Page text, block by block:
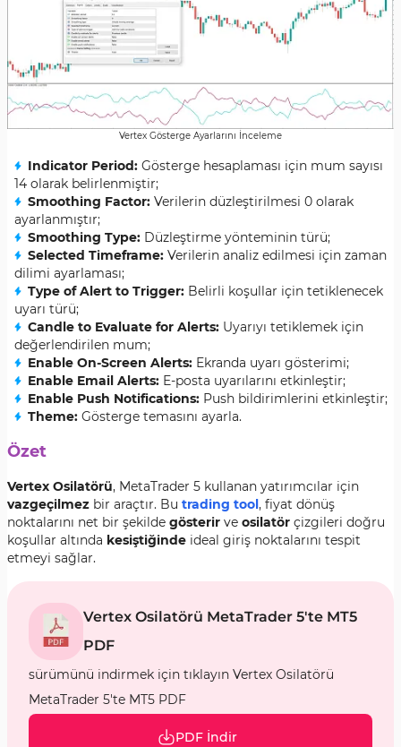
Vertex Gösterge Ayarlarını İnceleme
Indicator Period: Gösterge hesaplaması için mum sayısı
14 olarak belirlenmiştir;
Smoothing Factor: Verilerin düzleştirilmesi 0 olarak
ayarlanmıştır;
Smoothing Type: Düzleştirme yönteminin türü;
Selected Timeframe: Verilerin analiz edilmesi için zaman
dilimi ayarlaması;
Type of Alert to Trigger: Belirli koşullar için tetiklenecek
uyarı türü;
Candle to Evaluate for Alerts: Uyarıyı tetiklemek için
değerlendirilen mum;
Enable On-Screen Alerts: Ekranda uyarı gösterimi;
Enable Email Alerts: E-posta uyarılarını etkinleştir;
Enable Push Notifications: Push bildirimlerini etkinleştir;
Theme: Gösterge temasını ayarla.
Özet
Vertex Osilatörü, MetaTrader 5 kullanan yatırımcılar için
vazgeçilmez bir araçtır. Bu trading tool, fiyat dönüş
noktalarını net bir şekilde gösterir ve osilatör çizgileri doğru
koşullar altında kesiştiğinde ideal giriş noktalarını tespit
etmeyi sağlar.
Vertex Osilatörü MetaTrader 5'te MT5
PDF
sürümünü indirmek için tıklayın Vertex Osilatörü
MetaTrader 5'te MT5 PDF
PDF İndir